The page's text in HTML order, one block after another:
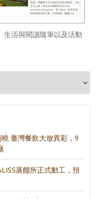
生活與閱讀隨筆以及活動
臺灣餐飲大放異彩，9
蒸餾所正式動工，預